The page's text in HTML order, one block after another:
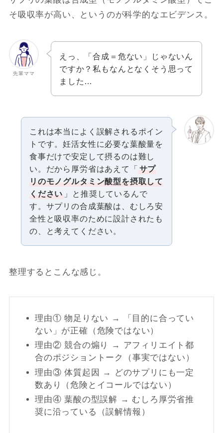
そ吸収率が高い、というのが科学的なエビデンス。
先輩ママ
えっ、「合成＝危ない」じゃないん
ですか？私もなんとなくそう思って
ました…
これは本当によく誤解されるポイン
トです。妊活女性に必要な葉酸量を
食事だけで安定して摂るのは難し
い。だから厚労省はあえて「 サプ
リのモノグルタミン酸型を摂取して
ください 」と推奨しているんで
す。サプリの合成葉酸は、むしろ安
全性と吸収率のために設計されたも
の、と考えてください。
整理するとこんな感じ。
理由① 物足りない → 「目的に合ってい
ない」が正確（危険ではない）
理由② 競合の煽り → アフィリエイト都
合のポジショントーク（事実ではない）
理由③ 体質起因 → どのサプリにも一定
数あり（危険とイコールではない）
理由④ 葉酸の型誤解 → むしろ厚労省推
奨に沿っている（誤解情報）